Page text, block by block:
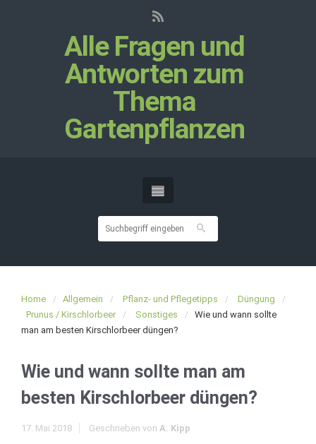
Alle Fragen und
Antworten zum
Thema
Gartenpflanzen
Home Allgemein Pflanz- und Pflegetipps
Düngung
Prunus / Kirschlorbeer
Sonstiges
Wie und wann sollte
man am besten Kirschlorbeer düngen?
Wie und wann sollte man am
besten Kirschlorbeer düngen?
17. Mai 2018 Geschrieben von A. Kipp